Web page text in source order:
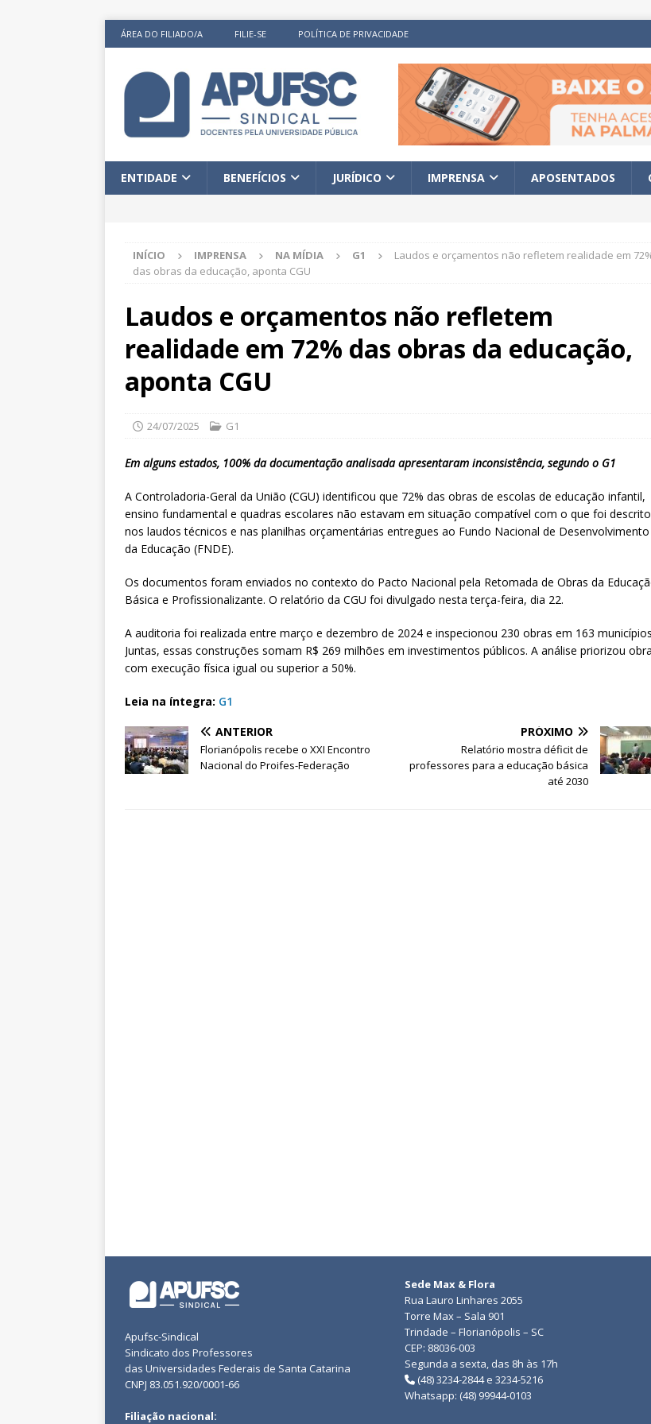
ÁREA DO FILIADO/A FILIE-SE POLÍTICA DE PRIVACIDADE
ENTIDADE BENEFÍCIOS JURÍDICO IMPRENSA APOSENTADOS
INÍCIO IMPRENSA NA MÍDIA G1
Laudos e orçamentos não refletem realidade em
das obras da educação, aponta CGU
Laudos e orçamentos não refletem
realidade em 72% das obras da educação,
aponta CGU
24/07/2025 G1
Em alguns estados, 100% da documentação analisada apresentaram inconsistência, segundo o G1
A Controladoria-Geral da União (CGU) identificou que 72% das obras de escolas de educação infantil,
ensino fundamental e quadras escolares não estavam em situação compatível com o que foi descrito
nos laudos técnicos e nas planilhas orçamentárias entregues ao Fundo Nacional de Desenvolvimento
da Educação (FNDE).
Os documentos foram enviados no contexto do Pacto Nacional pela Retomada de Obras da
Básica e Profissionalizante. O relatório da CGU foi divulgado nesta terça-feira, dia 22.
A auditoria foi realizada entre março e dezembro de 2024 e inspecionou 230 obras em 163
Juntas, essas construções somam R$ 269 milhões em investimentos públicos. A análise priorizou
com execução física igual ou superior a 50%.
Leia na íntegra: G1
ANTERIOR
Florianópolis recebe o XXI Encontro
Nacional do Proifes-Federação
PRÓXIMO
Relatório mostra déficit de
professores para a educação básica
até 2030
Apufsc-Sindical
Sindicato dos Professores
das Universidades Federais de Santa Catarina
CNPJ 83.051.920/0001-66
Filiação nacional:
Sede Max & Flora
Rua Lauro Linhares 2055
Torre Max – Sala 901
Trindade – Florianópolis – SC
CEP: 88036-003
Segunda a sexta, das 8h às 17h
(48) 3234-2844 e 3234-5216
Whatsapp: (48) 99944-0103